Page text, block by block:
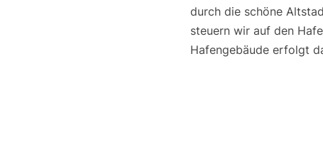
durch die schöne
steuern wir auf den
Hafengebäude erfolgt